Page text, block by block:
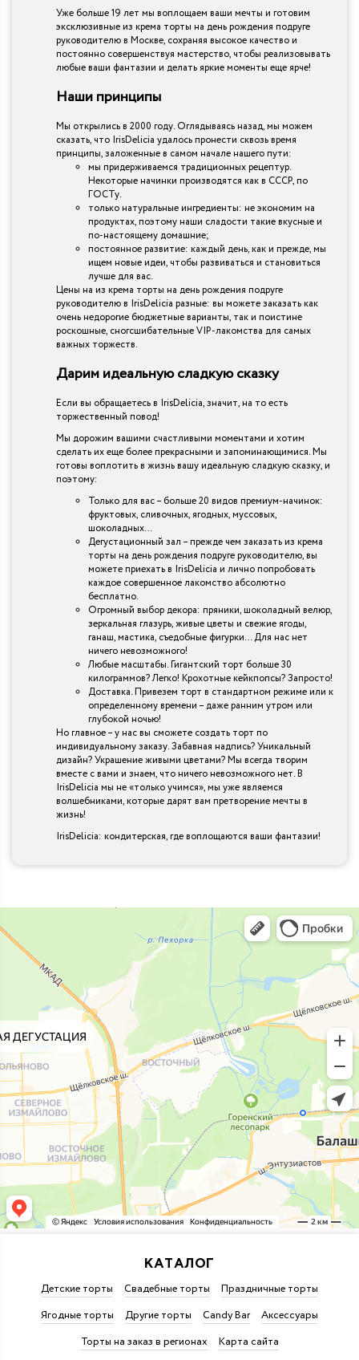
Уже больше 19 лет мы воплощаем ваши мечты и готовим
эксклюзивные из крема торты на день рождения подруге
руководителю в Москве, сохраняя высокое качество и
постоянно совершенствуя мастерство, чтобы реализовывать
любые ваши фантазии и делать яркие моменты еще ярче!
Наши принципы
Мы открылись в 2000 году. Оглядываясь назад, мы можем
сказать, что IrisDelicia удалось пронести сквозь время
принципы, заложенные в самом начале нашего пути:
мы придерживаемся традиционных рецептур.
Некоторые начинки производятся как в СССР, по
ГОСТу.
только натуральные ингредиенты: не экономим на
продуктах, поэтому наши сладости такие вкусные и
по-настоящему домашние;
постоянное развитие: каждый день, как и прежде, мы
ищем новые идеи, чтобы развиваться и становиться
лучше для вас.
Цены на из крема торты на день рождения подруге
руководителю в IrisDelicia разные: вы можете заказать как
очень недорогие бюджетные варианты, так и поистине
роскошные, сногсшибательные VIP-лакомства для самых
важных торжеств.
Дарим идеальную сладкую сказку
Если вы обращаетесь в IrisDelicia, значит, на то есть
торжественный повод!
Мы дорожим вашими счастливыми моментами и хотим
сделать их еще более прекрасными и запоминающимися. Мы
готовы воплотить в жизнь вашу идеальную сладкую сказку, и
поэтому:
Только для вас – больше 20 видов премиум-начинок:
фруктовых, сливочных, ягодных, муссовых,
шоколадных…
Дегустационный зал – прежде чем заказать из крема
торты на день рождения подруге руководителю, вы
можете приехать в IrisDelicia и лично попробовать
каждое совершенное лакомство абсолютно
бесплатно.
Огромный выбор декора: пряники, шоколадный велюр,
зеркальная глазурь, живые цветы и свежие ягоды,
ганаш, мастика, съедобные фигурки… Для нас нет
ничего невозможного!
Любые масштабы. Гигантский торт больше 30
килограммов? Легко! Крохотные кейкпопсы? Запросто!
Доставка. Привезем торт в стандартном режиме или к
определенному времени – даже ранним утром или
глубокой ночью!
Но главное – у нас вы сможете создать торт по
индивидуальному заказу. Забавная надпись? Уникальный
дизайн? Украшение живыми цветами? Мы всегда творим
вместе с вами и знаем, что ничего невозможного нет. В
IrisDelicia мы не «только учимся», мы уже являемся
волшебниками, которые дарят вам претворение мечты в
жизнь!
IrisDelicia: кондитерская, где воплощаются ваши фантазии!
КАТАЛОГ
Детские торты Свадебные торты
Праздничные торты
Ягодные торты
Другие торты Candy Bar
Аксессуары
Торты на заказ в регионах
Карта сайта